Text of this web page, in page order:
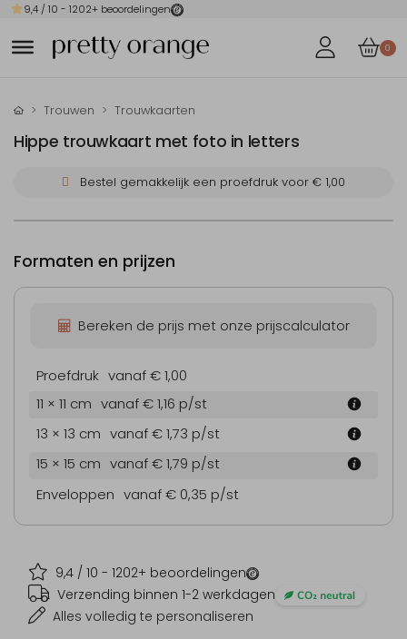
9,4 / 10 - 1202+ beoordelingen
0
Trouwen Trouwkaarten
Hippe trouwkaart met foto in letters
Bestel gemakkelijk een proefdruk voor € 1,00
9,4 / 10 - 1202+ beoordelingen
Verzending binnen 1-2 werkdagen
Alles volledig te personaliseren
Formaten en prijzen
Bereken de prijs met onze prijscalculator
Proefdruk vanaf € 1,00
11 × 11 cm vanaf € 1,16 p/st
13 × 13 cm vanaf € 1,73 p/st
15 × 15 cm vanaf € 1,79 p/st
Enveloppen vanaf € 0,35 p/st